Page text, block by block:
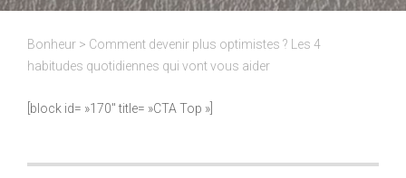
Bonheur > Comment devenir plus optimistes ? Les 4
habitudes quotidiennes qui vont vous aider
[block id= »170″ title= »CTA Top »]